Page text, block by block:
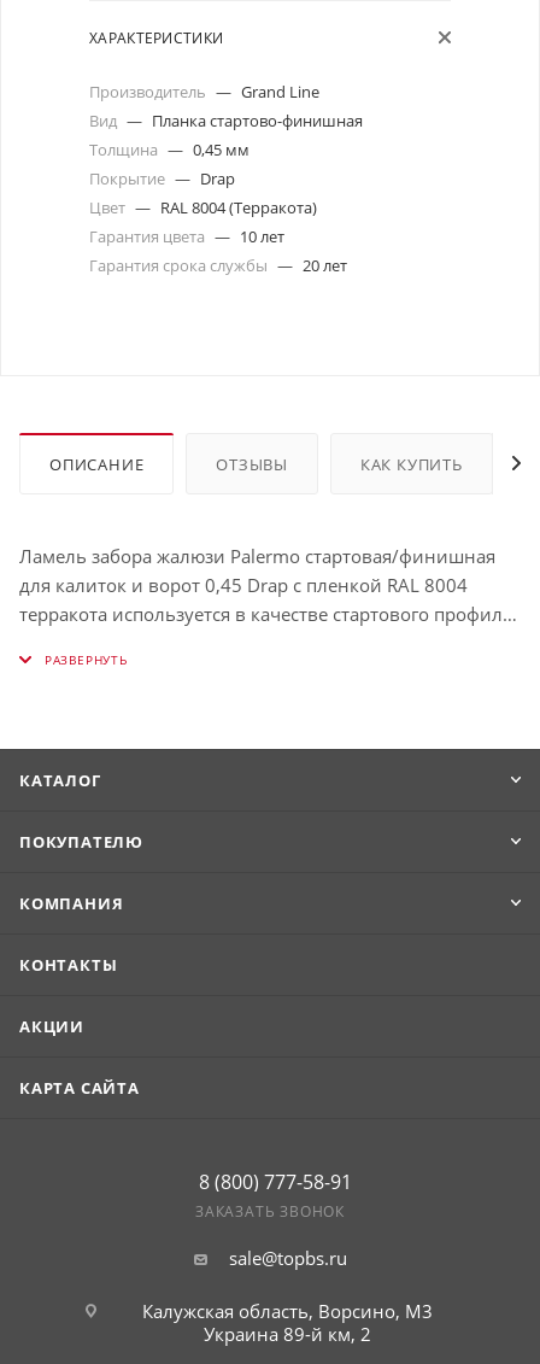
ХАРАКТЕРИСТИКИ
Производитель — Grand Line
Вид — Планка стартово-финишная
Толщина — 0,45 мм
Покрытие — Drap
Цвет — RAL 8004 (Терракота)
Гарантия цвета — 10 лет
Гарантия срока службы — 20 лет
ОПИСАНИЕ ОТЗЫВЫ КАК КУПИТЬ
Ламель забора жалюзи Palermo стартовая/финишная
для калиток и ворот 0,45 Drap с пленкой RAL 8004
терракота используется в качестве стартового профиля
а после – для скрытия и фиксации отрезанных краев
КАТАЛОГ
ПОКУПАТЕЛЮ
КОМПАНИЯ
КОНТАКТЫ
АКЦИИ
КАРТА САЙТА
8 (800) 777-58-91
ЗАКАЗАТЬ ЗВОНОК
sale@topbs.ru
Калужская область, Ворсино, М3
Украина 89-й км, 2